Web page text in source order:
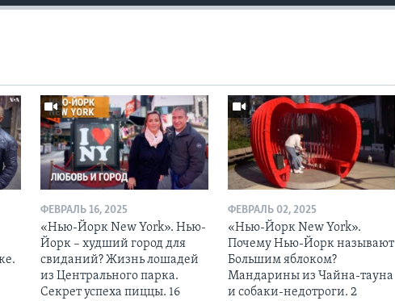
ФЕВРАЛЬ 16, 2025
«Нью-Йорк New York». Нью-
Йорк – худший город для
свиданий? Жизнь лошадей
из Центрального парка.
Секрет успеха пиццы. 16
ФЕВРАЛЬ 02, 2025
«Нью-Йорк New York».
Почему Нью-Йорк называют
Большим яблоком?
Мандарины из Чайна-тауна
и собаки-недотроги. 2